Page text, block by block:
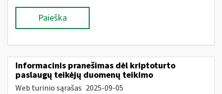
Paieška
Informacinis pranešimas dėl kriptoturto
paslaugų teikėjų duomenų teikimo
Web turinio sąrašas 2025-09-05